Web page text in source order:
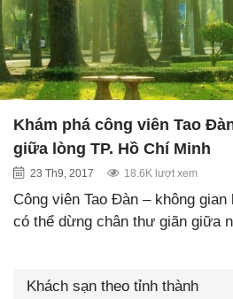
Khám phá công viên Tao
giữa lòng TP. Hồ Chí Minh
23 Th9, 2017 18.6K lượt xem
Công viên Tao Đàn – không
có thể dừng chân thư giãn giữa
Khách sạn theo tỉnh thành